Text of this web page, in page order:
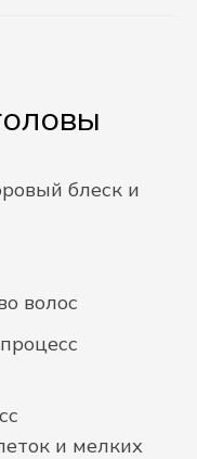
блеск и
волос
и мелких